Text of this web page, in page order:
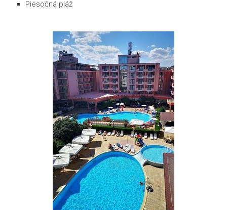
Piesočná pláž